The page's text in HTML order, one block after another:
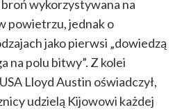
broń wykorzystywana na
powietrzu, jednak o
jako pierwsi „dowiedzą
na polu bitwy”. Z kolei
Lloyd Austin oświadczył,
udzielą Kijowowi każdej